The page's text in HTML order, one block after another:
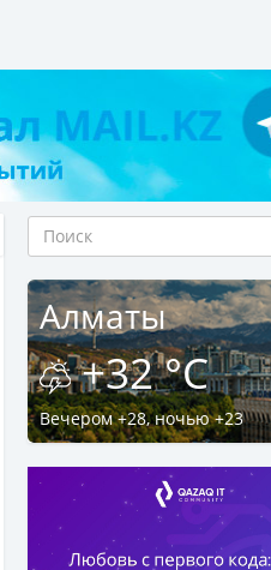
Алматы
+32 °C
Вечером +28, ночью +23